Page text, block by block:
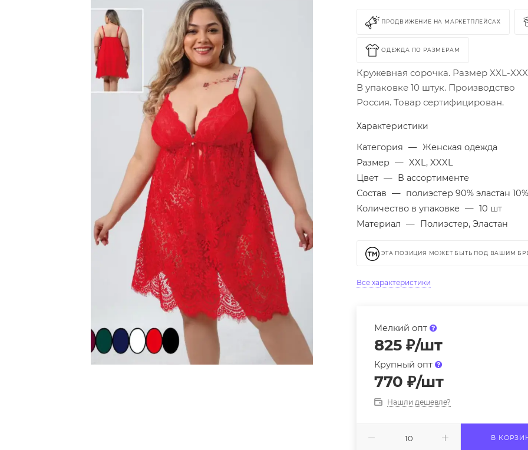
ПРОДВИЖЕНИЕ НА МАРКЕТПЛЕЙСАХ
ОДЕЖДА ПО РАЗМЕРАМ
Кружевная сорочка. Размер XXL-
В упаковке 10 штук. Производство
Россия. Товар сертифицирован.
Характеристики
Категория — Женская одежда
Размер — XXL, XXXL
Цвет — В ассортименте
Состав — полиэстер 90% эластан 10%
Количество в упаковке — 10 шт
Материал — Полиэстер, Эластан
ЭТА ПОЗИЦИЯ МОЖЕТ БЫТЬ ПОД ВАШИМ
Все характеристики
Мелкий опт
825 ₽/шт
Крупный опт
770 ₽/шт
Нашли дешевле?
В